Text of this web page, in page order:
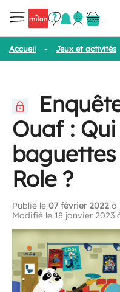
Accueil - Jeux et activités
Ouaf :
Role ?
Publié le 07 février 2022 à
Modifié le 18 janvier 2023